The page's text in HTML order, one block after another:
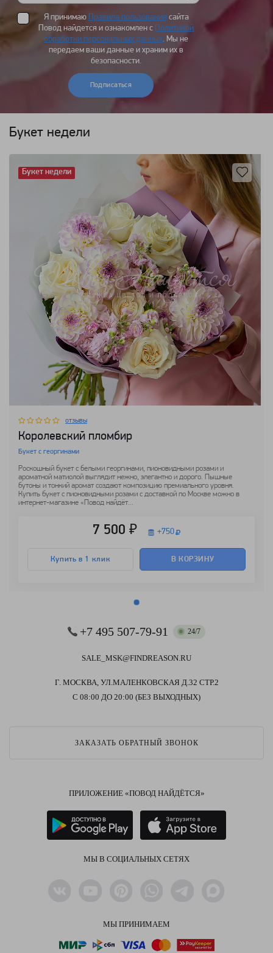
Я принимаю Правила пользования сайта
Повод найдется и ознакомлен с Политикой
обработки персональных данных. Мы не
передаем ваши данные и храним их в
безопасности.
Подписаться
Букет недели
отзывы
Королевский пломбир
Букет с георгинами
Роскошный букет с белыми георгинами, пионовидными розами и
ароматной матиолой выглядит нежно, элегантно и дорого. Пышные
бутоны и тонкий аромат создают композицию премиального уровня.
Купить букет с пионовидными розами с доставкой по Москве можно в
интернет-магазине «Повод найдёт...
7 500 ₽ +750
Купить в 1 клик В КОРЗИНУ
Букет недели
+7 495 507-79-91 24/7
SALE_MSK@FINDREASON.RU
Г. МОСКВА, УЛ.МАЛЕНКОВСКАЯ Д.32 СТР.2
С 08:00 ДО 20:00 (БЕЗ ВЫХОДНЫХ)
ЗАКАЗАТЬ ОБРАТНЫЙ ЗВОНОК
ПРИЛОЖЕНИЕ «ПОВОД НАЙДЁТСЯ»
МЫ В СОЦИАЛЬНЫХ СЕТЯХ
МЫ ПРИНИМАЕМ